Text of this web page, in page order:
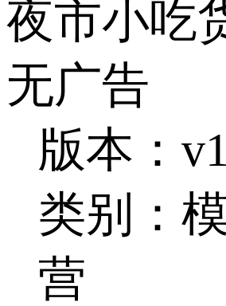
夜市小吃
无广告
版本：
类别：
营